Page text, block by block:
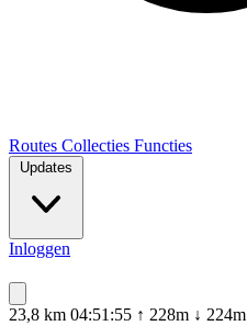
Routes Collecties Functies
Updates
Inloggen
23,8 km 04:51:55 ↑ 228m ↓ 224m